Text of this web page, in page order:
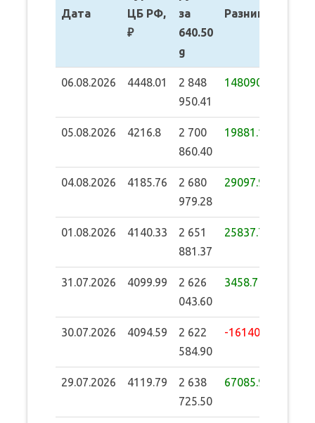
Дата
ЦБ РФ,
₽
за
640.50
g
Разница
06.08.2026 4448.01
2 848
950.41
148090.01
05.08.2026 4216.8
2 700
860.40
19881.12
04.08.2026 4185.76
2 680
979.28
29097.92
01.08.2026 4140.33
2 651
881.37
25837.77
31.07.2026 4099.99
2 626
043.60
3458.7
30.07.2026 4094.59
2 622
584.90
-16140.6
29.07.2026 4119.79
2 638
725.50
67085.97